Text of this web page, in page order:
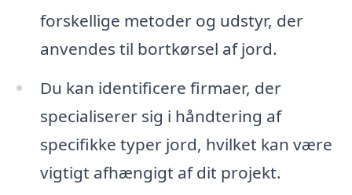
forskellige metoder og udstyr, der
anvendes til bortkørsel af jord.
Du kan identificere firmaer, der
specialiserer sig i håndtering af
specifikke typer jord, hvilket kan være
vigtigt afhængigt af dit projekt.